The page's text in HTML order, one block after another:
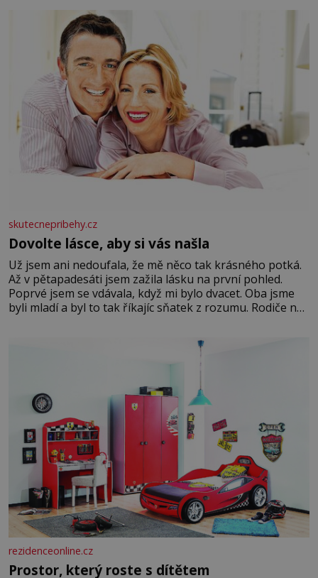
se na koloběžce a den zakončit poznáváním památek ve
Velkých Losinách nebo v termálním
skutecnepribehy.cz
Dovolte lásce, aby si vás našla
Už jsem ani nedoufala, že mě něco tak krásného potká.
Až v pětapadesáti jsem zažila lásku na první pohled.
Poprvé jsem se vdávala, když mi bylo dvacet. Oba jsme
byli mladí a byl to tak říkajíc sňatek z rozumu. Rodiče nás
rezidenceonline.cz
Prostor, který roste s dítětem